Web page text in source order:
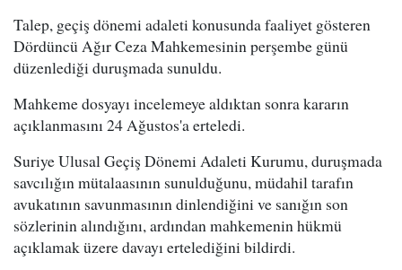
Talep, geçiş dönemi adaleti konusunda faaliyet gösteren
Dördüncü Ağır Ceza Mahkemesinin perşembe günü
düzenlediği duruşmada sunuldu.
Mahkeme dosyayı incelemeye aldıktan sonra kararın
açıklanmasını 24 Ağustos'a erteledi.
Suriye Ulusal Geçiş Dönemi Adaleti Kurumu, duruşmada
savcılığın mütalaasının sunulduğunu, müdahil tarafın
avukatının savunmasının dinlendiğini ve sanığın son
sözlerinin alındığını, ardından mahkemenin hükmü
açıklamak üzere davayı ertelediğini bildirdi.